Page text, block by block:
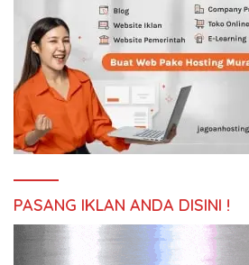
PASANG IKLAN ANDA DISINI !